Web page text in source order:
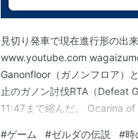
見切り発車で現在進行形の出
www.youtube.com
Ganonfloor（ガノンフロア）
止のガノン討伐RTA（Defeat
11:47まで縮んだ。 Ocarina
#ゲーム #ゼルダの伝説 #時